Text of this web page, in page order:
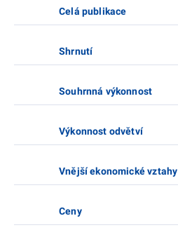
Celá publikace
Shrnutí
Souhrnná výkonnost
Výkonnost odvětví
Vnější ekonomické vztahy
Ceny